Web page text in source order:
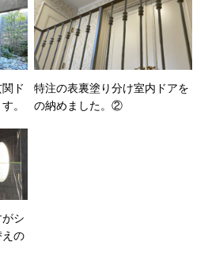
ド
。
特注の表裏塗り分け室内ドアを
の納めました。②
シ
えの